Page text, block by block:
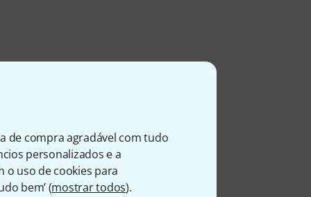
de compra agradável com tudo
personalizados e a
o uso de cookies para
bem’ (mostrar todos).